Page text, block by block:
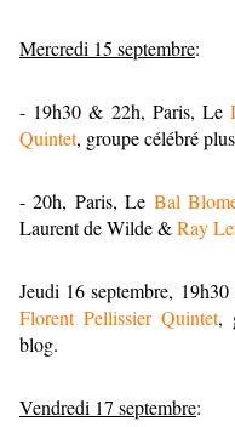
Mercredi 15 septembre:
- 19h30 & 22h, Paris, Le
Quintet, groupe célébré
- 20h, Paris, Le Bal
Laurent de Wilde &Ray
Jeudi 16 septembre,
Florent Pellissier Quintet,
blog.
Vendredi 17 septembre: